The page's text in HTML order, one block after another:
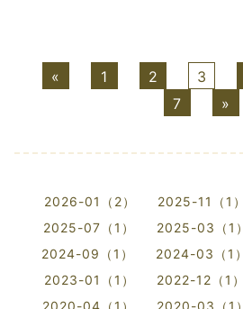
« 1 2 3
7
»
2026-01（2） 2025-11（1）
2025-07（1）
2025-03（1）
2024-09（1）
2024-03（1）
2023-01（1）
2022-12（1）